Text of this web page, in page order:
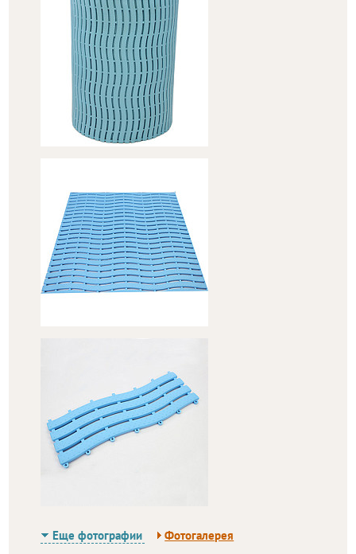
Еще фотографии Фотогалерея